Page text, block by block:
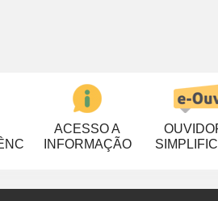
ACESSO A
INFORMAÇÃO